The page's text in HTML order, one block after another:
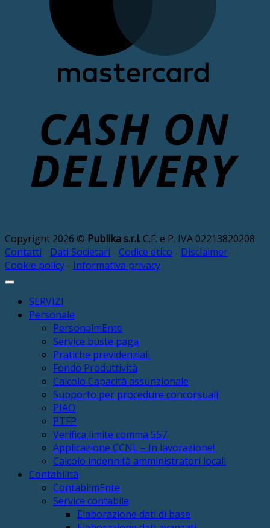
Copyright 2026 © Publika s.r.l. C.F. e P. IVA 02213820208
Contatti - Dati Societari - Codice etico - Disclaimer -
Cookie policy - Informativa privacy
SERVIZI
Personale
PersonalmEnte
Service buste paga
Pratiche previdenziali
Fondo Produttività
Calcolo Capacità assunzionale
Supporto per procedure concorsuali
PIAO
PTFP
Verifica limite comma 557
Applicazione CCNL – In lavorazione!
Calcolo indennità amministratori locali
Contabilità
ContabilmEnte
Service contabile
Elaborazione dati di base